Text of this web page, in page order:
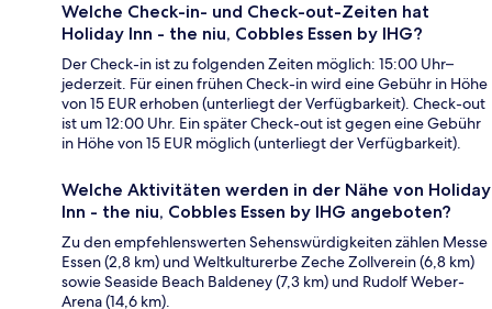
Welche Check-in- und Check-out-Zeiten hat
Holiday Inn - the niu, Cobbles Essen by IHG?
Der Check-in ist zu folgenden Zeiten möglich: 15:00 Uhr–
jederzeit. Für einen frühen Check-in wird eine Gebühr in Höhe
von 15 EUR erhoben (unterliegt der Verfügbarkeit). Check-out
ist um 12:00 Uhr. Ein später Check-out ist gegen eine Gebühr
in Höhe von 15 EUR möglich (unterliegt der Verfügbarkeit).
Welche Aktivitäten werden in der Nähe von Holiday
Inn - the niu, Cobbles Essen by IHG angeboten?
Zu den empfehlenswerten Sehenswürdigkeiten zählen Messe
Essen (2,8 km) und Weltkulturerbe Zeche Zollverein (6,8 km)
sowie Seaside Beach Baldeney (7,3 km) und Rudolf Weber-
Arena (14,6 km).